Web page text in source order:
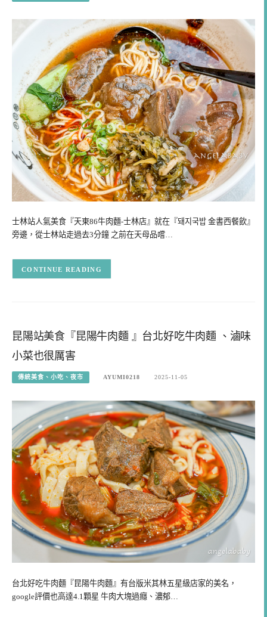
士林站人氣美食『天東86牛肉麵-士林店』就在『돼지국밥 金書西餐飲』
旁邊，從士林站走過去3分鐘 之前在天母品嚐…
CONTINUE READING
昆陽站美食『昆陽牛肉麵 』台北好吃牛肉麵 、滷味
小菜也很厲害
傳統美食、小吃、夜市 AYUMI0218 2025-11-05
台北好吃牛肉麵『昆陽牛肉麵』有台版米其林五星級店家的美名，
google評價也高達4.1顆星 牛肉大塊過癮、濃郁…